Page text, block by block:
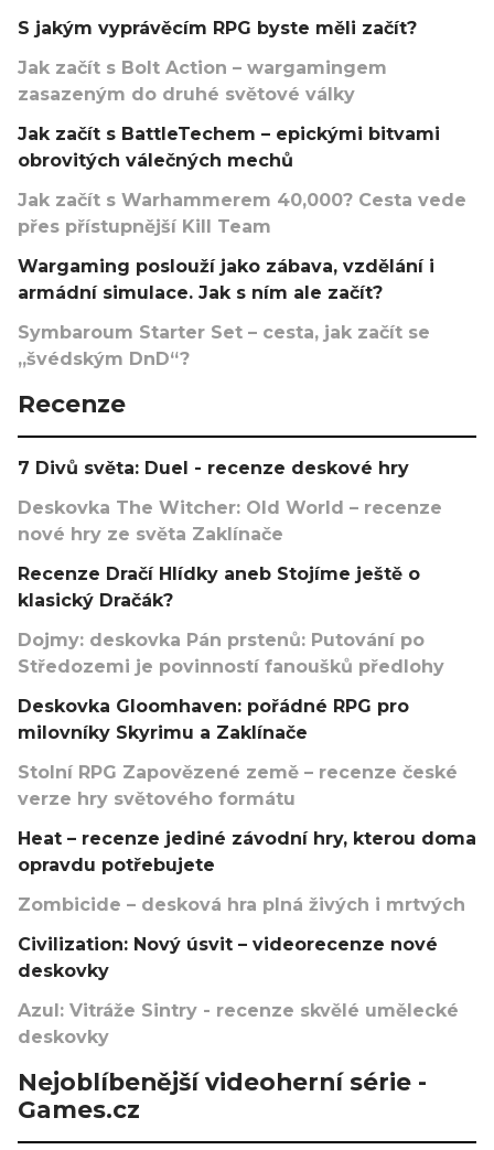
S jakým vyprávěcím RPG byste měli začít?
Jak začít s Bolt Action – wargamingem
zasazeným do druhé světové války
Jak začít s BattleTechem – epickými bitvami
obrovitých válečných mechů
Jak začít s Warhammerem 40,000? Cesta vede
přes přístupnější Kill Team
Wargaming poslouží jako zábava, vzdělání i
armádní simulace. Jak s ním ale začít?
Symbaroum Starter Set – cesta, jak začít se
„švédským DnD“?
Recenze
7 Divů světa: Duel - recenze deskové hry
Deskovka The Witcher: Old World – recenze
nové hry ze světa Zaklínače
Recenze Dračí Hlídky aneb Stojíme ještě o
klasický Dračák?
Dojmy: deskovka Pán prstenů: Putování po
Středozemi je povinností fanoušků předlohy
Deskovka Gloomhaven: pořádné RPG pro
milovníky Skyrimu a Zaklínače
Stolní RPG Zapovězené země – recenze české
verze hry světového formátu
Heat – recenze jediné závodní hry, kterou doma
opravdu potřebujete
Zombicide – desková hra plná živých i mrtvých
Civilization: Nový úsvit – videorecenze nové
deskovky
Azul: Vitráže Sintry - recenze skvělé umělecké
deskovky
Nejoblíbenější videoherní série -
Games.cz